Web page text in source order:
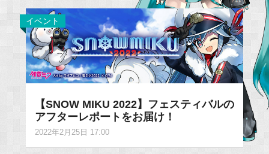
イベント
【SNOW MIKU 2022】フェスティバルの
アフターレポートをお届け！
2022年2月25日 17:00